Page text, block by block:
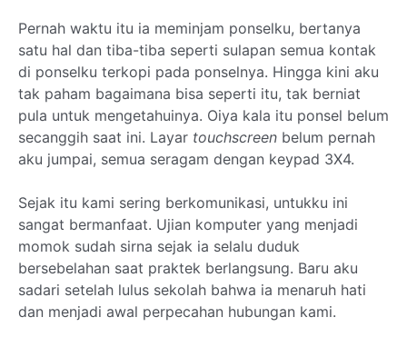
Pernah waktu itu ia meminjam ponselku, bertanya
satu hal dan tiba-tiba seperti sulapan semua kontak
di ponselku terkopi pada ponselnya. Hingga kini aku
tak paham bagaimana bisa seperti itu, tak berniat
pula untuk mengetahuinya. Oiya kala itu ponsel belum
secanggih saat ini. Layar touchscreen belum pernah
aku jumpai, semua seragam dengan keypad 3X4.
Sejak itu kami sering berkomunikasi, untukku ini
sangat bermanfaat. Ujian komputer yang menjadi
momok sudah sirna sejak ia selalu duduk
bersebelahan saat praktek berlangsung. Baru aku
sadari setelah lulus sekolah bahwa ia menaruh hati
dan menjadi awal perpecahan hubungan kami.